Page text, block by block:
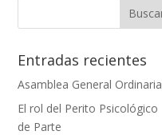
Entradas recientes
Asamblea General Ordinaria
El rol del Perito Psicológico
de Parte